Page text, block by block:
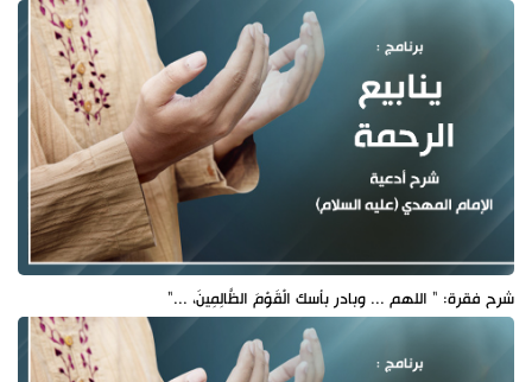
شرح فقرة: " اللهم ... وبادر بأسك الْقَوْمَ الظَّالِمِينَ، ..."